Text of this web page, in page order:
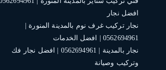
افضل نجار
نجار تركيب غرف نوم بالمدينة المنورة |
0562694961 | افضل الخدمات
نجار بالمدينة | 0562694961 | افضل نجار فك
وتركيب وصيانة